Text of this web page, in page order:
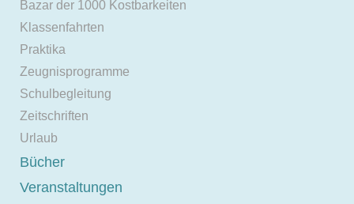
Bazar der 1000 Kostbarkeiten
Klassenfahrten
Praktika
Zeugnisprogramme
Schulbegleitung
Zeitschriften
Urlaub
Bücher
Veranstaltungen